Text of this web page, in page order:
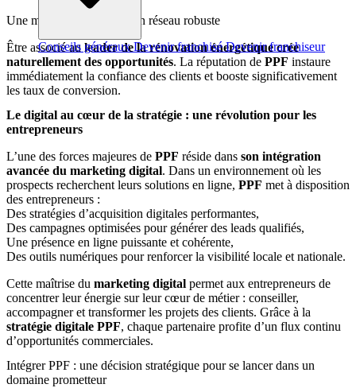
Conseils généraux Devenir franchisé Devenir franchiseur
Une marque puissante et un réseau robuste
Être associé au leader de la rénovation énergétique crée
naturellement des opportunités. La réputation de PPF instaure
immédiatement la confiance des clients et booste significativement
les taux de conversion.
Le digital au cœur de la stratégie : une révolution pour les
entrepreneurs
L’une des forces majeures de PPF réside dans son intégration
avancée du marketing digital. Dans un environnement où les
prospects recherchent leurs solutions en ligne, PPF met à disposition
des entrepreneurs :
Des stratégies d’acquisition digitales performantes,
Des campagnes optimisées pour générer des leads qualifiés,
Une présence en ligne puissante et cohérente,
Des outils numériques pour renforcer la visibilité locale et nationale.
Cette maîtrise du marketing digital permet aux entrepreneurs de
concentrer leur énergie sur leur cœur de métier : conseiller,
accompagner et transformer les projets des clients. Grâce à la
stratégie digitale PPF, chaque partenaire profite d’un flux continu
d’opportunités commerciales.
Intégrer PPF : une décision stratégique pour se lancer dans un
domaine prometteur